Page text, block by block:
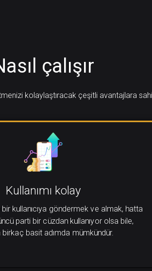
çalışır
kolaylaştıracak çeşitli avantajlara
Kullanımı kolay
bir kullanıcıya göndermek ve almak, hatta
parti bir cüzdan kullanıyor olsa bile,
birkaç basit adımda mümkündür.